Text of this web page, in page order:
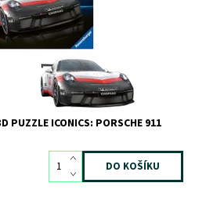
PUZZLE ICONICS: PORSCHE 911